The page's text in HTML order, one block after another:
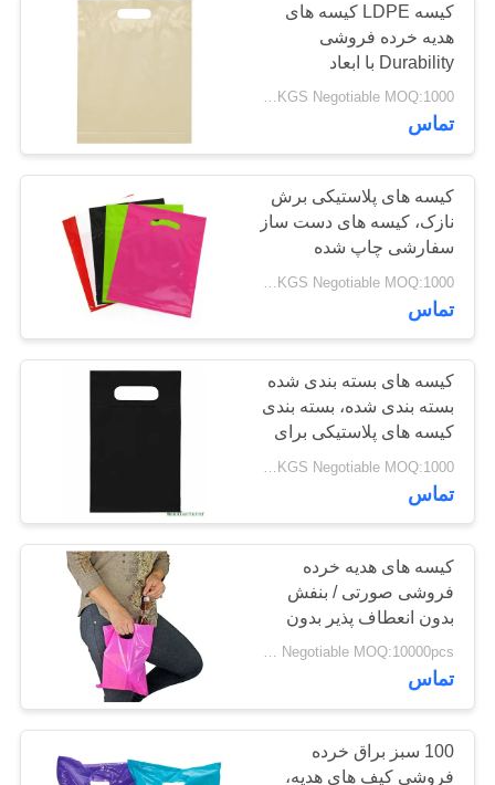
تماس
بگیرید
اخبار
موارد
نقشه
سایت
PRIVACY
POLICY
کیسه های زباله
بازیافت شده
19
کیسه ستاره مهر
19
کیسه های تجاری
تجاری
28
19
کیسه LDPE کیسه های
هدیه خرده فروشی
Durability با ابعاد
سفارشی با چند رنگ
USD 1.7-2.5 / KGS Negotiable MOQ:1000 کیلوگرم
تماس
کیسه های پلاستیکی برش
نازک، کیسه های دست ساز
سفارشی چاپ شده
تماس
کیسه های بسته بندی شده
بسته بندی شده، بسته بندی
کیسه های پلاستیکی برای
هدیه
USD 1.7-2.5 / KGS Negotiable MOQ:1000 کیلوگرم
تماس
کیسه های هدیه خرده
فروشی صورتی / بنفش
بدون انعطاف پذیر بدون
دستمال با دستگیره های
برش خورده
USD 1.7-2.5 / KGS Negotiable MOQ:10000pcs
تماس
100 سبز براق خرده
فروشی کیف های هدیه،